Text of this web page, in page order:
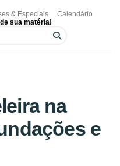
& Especiais
Calendário
sua matéria!
na
e